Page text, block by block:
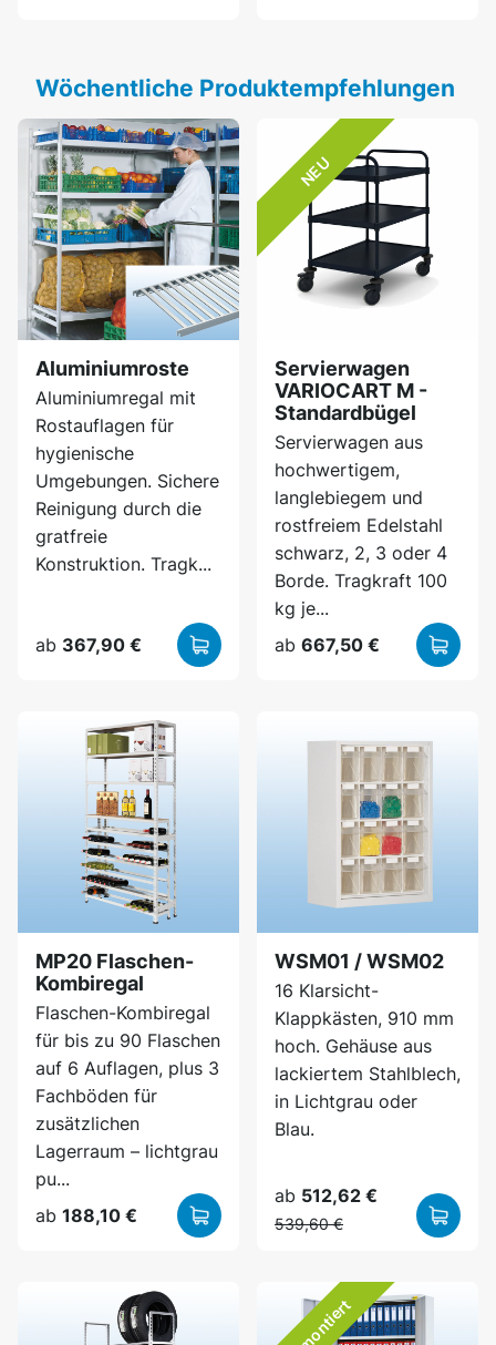
Wöchentliche Produktempfehlungen
Aluminiumroste
Aluminiumregal mit
Rostauflagen für
hygienische
Umgebungen. Sichere
Reinigung durch die
gratfreie
Konstruktion. Tragk...
ab 367,90 €
NEU
Servierwagen
VARIOCART M -
Standardbügel
Servierwagen aus
hochwertigem,
langlebiegem und
rostfreiem Edelstahl
schwarz, 2, 3 oder 4
Borde. Tragkraft 100
kg je...
ab 667,50 €
MP20 Flaschen-
Kombiregal
Flaschen-Kombiregal
für bis zu 90 Flaschen
auf 6 Auflagen, plus 3
Fachböden für
zusätzlichen
Lagerraum – lichtgrau
pu...
ab 188,10 €
WSM01 / WSM02
16 Klarsicht-
Klappkästen, 910 mm
hoch. Gehäuse aus
lackiertem Stahlblech,
in Lichtgrau oder
Blau.
ab 512,62 €
539,60 €